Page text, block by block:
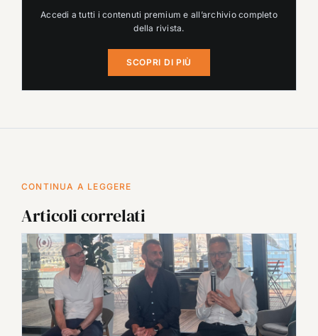
Accedi a tutti i contenuti premium e all’archivio completo
della rivista.
SCOPRI DI PIÙ
CONTINUA A LEGGERE
Articoli correlati